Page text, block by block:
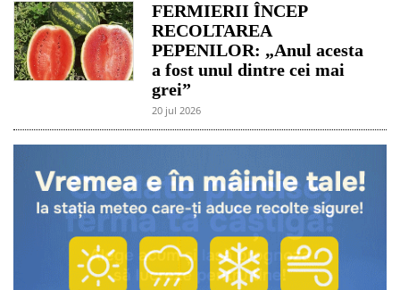
FERMIERII ÎNCEP
RECOLTAREA
PEPENILOR: „Anul acesta
a fost unul dintre cei mai
grei”
20 jul 2026